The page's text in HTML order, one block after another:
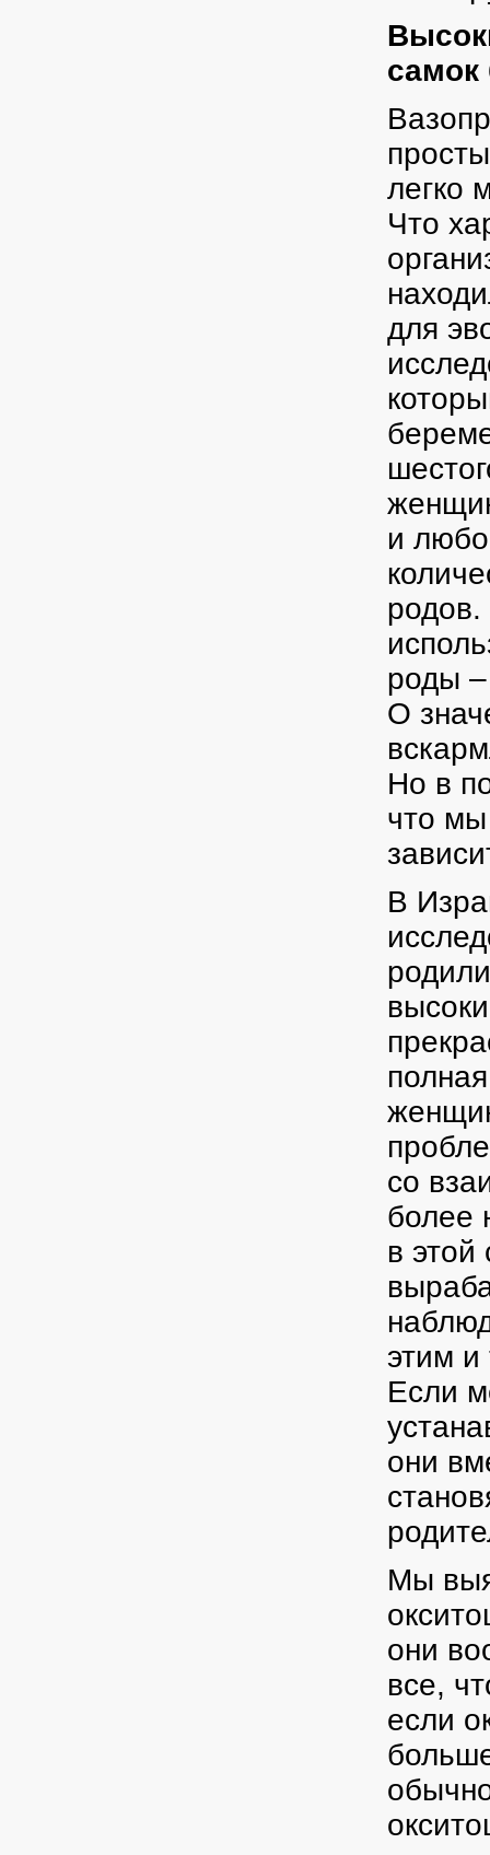
легко
Что
для
и
роды –
О
Но в
что мы
В
со
более
в
этим и
Если
они
Мы
они
все,
если